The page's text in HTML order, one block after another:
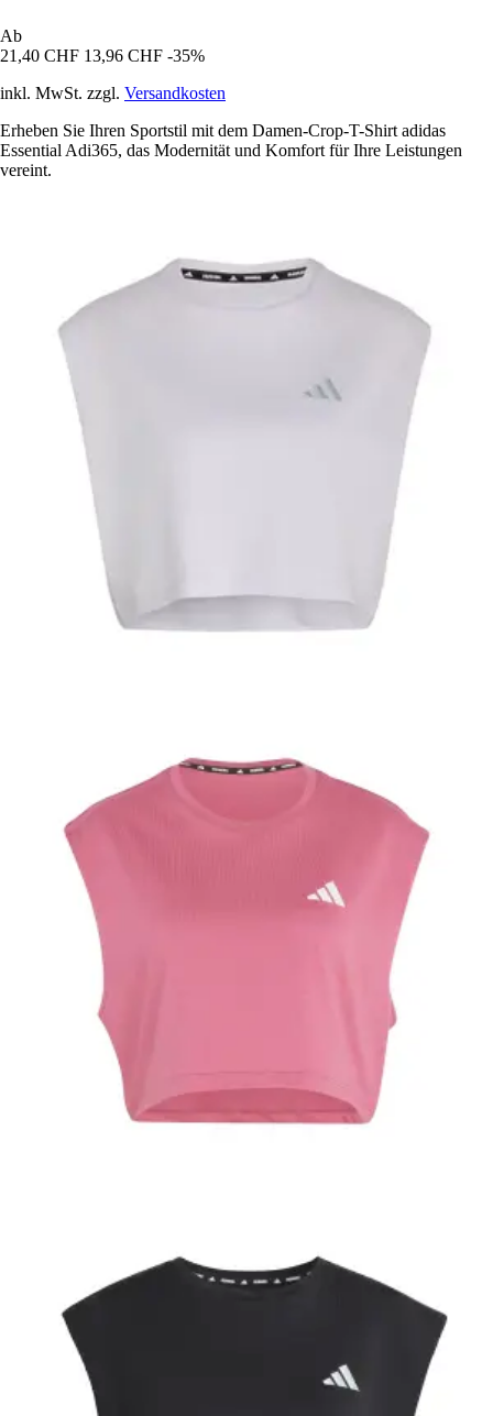
Ab
21,40 CHF 13,96 CHF -35%
inkl. MwSt. zzgl. Versandkosten
Erheben Sie Ihren Sportstil mit dem Damen-Crop-T-Shirt adidas
Essential Adi365, das Modernität und Komfort für Ihre Leistungen
vereint.